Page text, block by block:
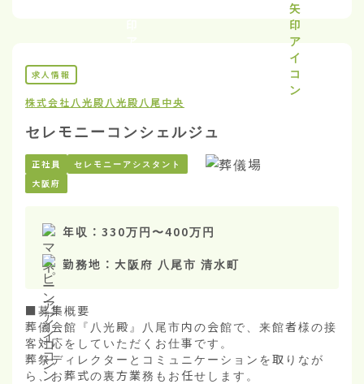
求人情報
株式会社八光殿 八光殿八尾中央
セレモニーコンシェルジュ
正社員
セレモニーアシスタント
大阪府
年収： 330万円〜400万円
勤務地： 大阪府 八尾市 清水町
■募集概要
葬儀会館『八光殿』八尾市内の会館で、来館者様の接
客対応をしていただくお仕事です。
葬祭ディレクターとコミュニケーションを取りなが
ら、お葬式の裏方業務もお任せします。